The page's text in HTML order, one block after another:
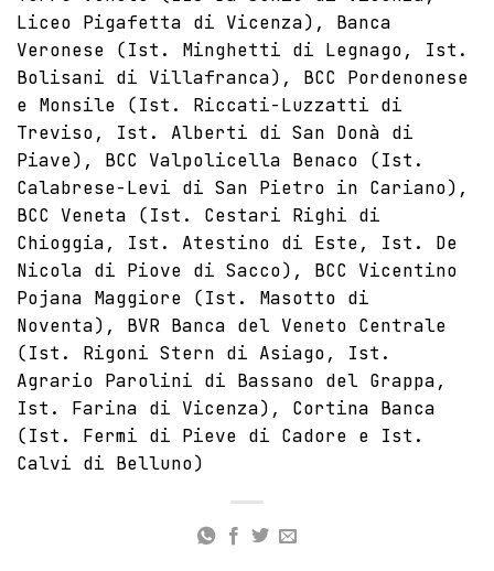
Liceo Pigafetta di Vicenza), Banca
Veronese (Ist. Minghetti di Legnago, Ist.
Bolisani di Villafranca), BCC Pordenonese
e Monsile (Ist. Riccati-Luzzatti di
Treviso, Ist. Alberti di San Donà di
Piave), BCC Valpolicella Benaco (Ist.
Calabrese-Levi di San Pietro in Cariano),
BCC Veneta (Ist. Cestari Righi di
Chioggia, Ist. Atestino di Este, Ist. De
Nicola di Piove di Sacco), BCC Vicentino
Pojana Maggiore (Ist. Masotto di
Noventa), BVR Banca del Veneto Centrale
(Ist. Rigoni Stern di Asiago, Ist.
Agrario Parolini di Bassano del Grappa,
Ist. Farina di Vicenza), Cortina Banca
(Ist. Fermi di Pieve di Cadore e Ist.
Calvi di Belluno)